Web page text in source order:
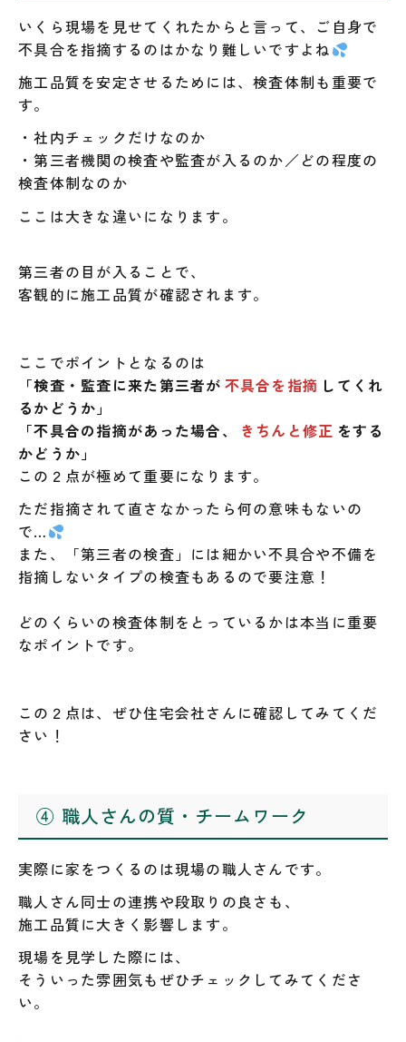
いくら現場を見せてくれたからと言って、ご自身で
不具合を指摘するのはかなり難しいですよね
施工品質を安定させるためには、検査体制も重要で
す。
・社内チェックだけなのか
・第三者機関の検査や監査が入るのか／どの程度の
検査体制なのか
ここは大きな違いになります。
第三者の目が入ることで、
客観的に施工品質が確認されます。
ここでポイントとなるのは
「検査・監査に来た第三者が 不具合を指摘 してくれ
るかどうか」
「不具合の指摘があった場合、
きちんと修正 をする
かどうか」
この２点が極めて重要になります。
ただ指摘されて直さなかったら何の意味もないの
で…
また、「第三者の検査」には細かい不具合や不備を
指摘しないタイプの検査もあるので要注意！
どのくらいの検査体制をとっているかは本当に重要
なポイントです。
この２点は、ぜひ住宅会社さんに確認してみてくだ
さい！
④ 職人さんの質・チームワーク
実際に家をつくるのは現場の職人さんです。
職人さん同士の連携や段取りの良さも、
施工品質に大きく影響します。
現場を見学した際には、
そういった雰囲気もぜひチェックしてみてくださ
い。